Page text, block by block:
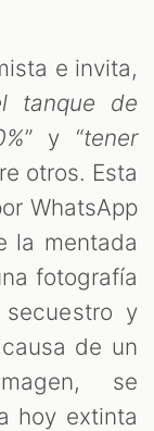
e invita,
tanque de
” y “tener
otros. Esta
WhatsApp
la mentada
fotografía
y
de un
se
hoy extinta